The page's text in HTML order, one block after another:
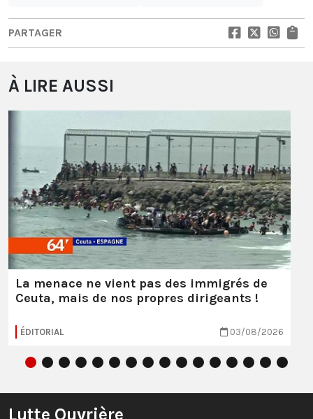
PARTAGER
À LIRE AUSSI
La menace ne vient pas des immigrés de
Ceuta, mais de nos propres dirigeants !
ÉDITORIAL 03/08/2026
Lutte Ouvrière